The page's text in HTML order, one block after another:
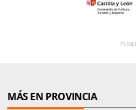
MÁS EN PROVINCIA